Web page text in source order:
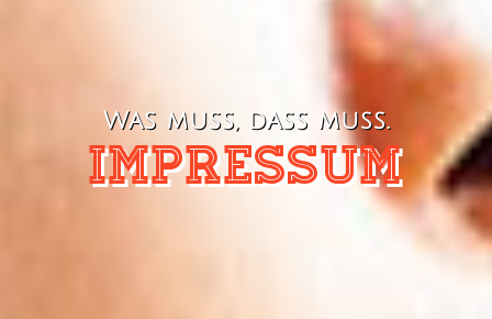
Was muss, dass muss.
Impressum